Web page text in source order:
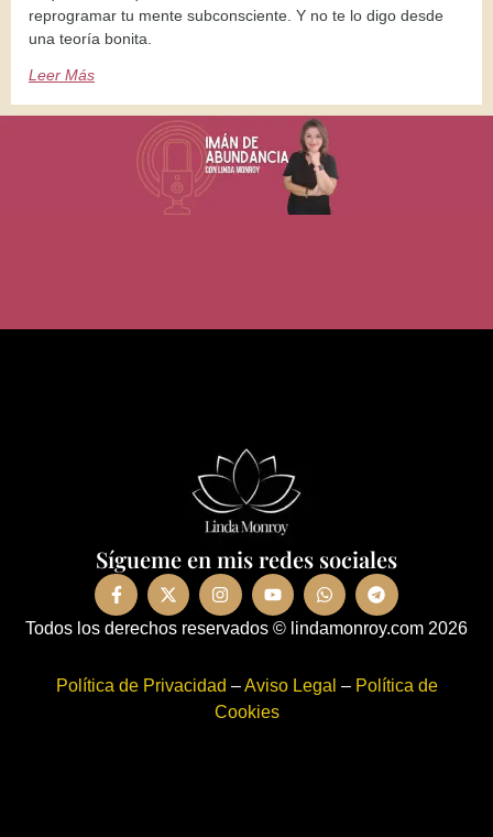
reprogramar tu mente subconsciente. Y no te lo digo desde
una teoría bonita.
Leer Más
Sígueme en mis redes sociales
F
a
c
e
o
X
-
t
w
t
I
n
s
t
r
a
m
Y
o
u
t
e
W
h
a
t
p
T
e
l
e
a
Todos los derechos reservados © lindamonroy.com 2026
Política de Privacidad –Aviso Legal – Política de
Cookies